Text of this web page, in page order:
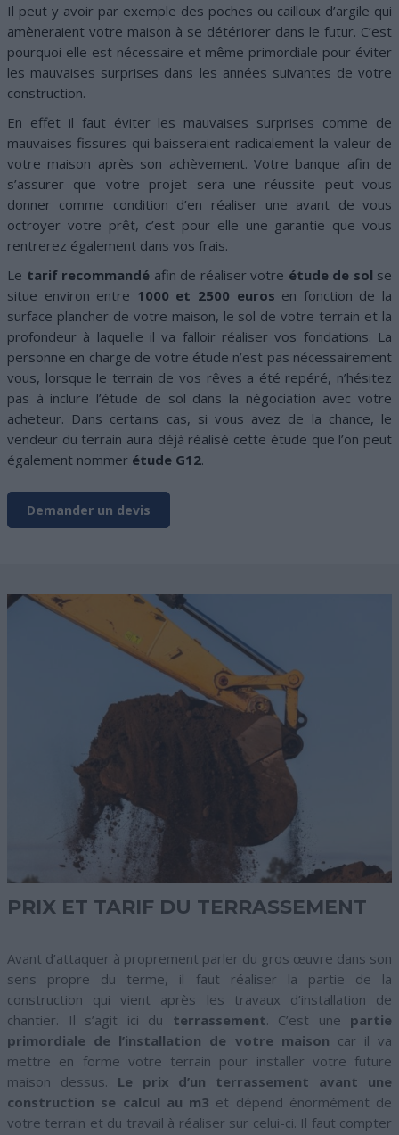
Il peut y avoir par exemple des poches ou cailloux d’argile qui
amèneraient votre maison à se détériorer dans le futur. C’est
pourquoi elle est nécessaire et même primordiale pour éviter
les mauvaises surprises dans les années suivantes de votre
construction.
En effet il faut éviter les mauvaises surprises comme de
mauvaises fissures qui baisseraient radicalement la valeur de
votre maison après son achèvement. Votre banque afin de
s’assurer que votre projet sera une réussite peut vous
donner comme condition d’en réaliser une avant de vous
octroyer votre prêt, c’est pour elle une garantie que vous
rentrerez également dans vos frais.
Le tarif recommandé afin de réaliser votre étude de sol se
situe environ entre 1000 et 2500 euros en fonction de la
surface plancher de votre maison, le sol de votre terrain et la
profondeur à laquelle il va falloir réaliser vos fondations. La
personne en charge de votre étude n’est pas nécessairement
vous, lorsque le terrain de vos rêves a été repéré, n’hésitez
pas à inclure l’étude de sol dans la négociation avec votre
acheteur. Dans certains cas, si vous avez de la chance, le
vendeur du terrain aura déjà réalisé cette étude que l’on peut
également nommer étude G12.
Demander un devis
PRIX ET TARIF DU TERRASSEMENT
Avant d’attaquer à proprement parler du gros œuvre dans son
sens propre du terme, il faut réaliser la partie de la
construction qui vient après les travaux d’installation de
chantier. Il s’agit ici du terrassement. C’est une partie
primordiale de l’installation de votre maison car il va
mettre en forme votre terrain pour installer votre future
maison dessus. Le prix d’un terrassement avant une
construction se calcul au m3 et dépend énormément de
votre terrain et du travail à réaliser sur celui-ci. Il faut compter